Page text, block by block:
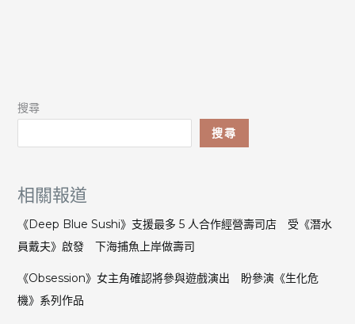
搜尋
搜尋
相關報道
《Deep Blue Sushi》支援最多 5 人合作經營壽司店 受《潛水
員戴夫》啟發 下海捕魚上岸做壽司
《Obsession》女主角確認將參與遊戲演出 盼參演《生化危
機》系列作品